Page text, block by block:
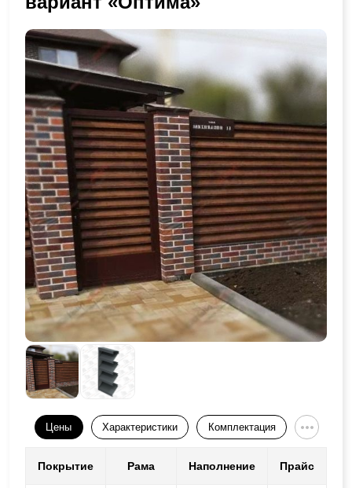
Цены Характеристики Комплектация
Покрытие Рама Наполнение Прайс